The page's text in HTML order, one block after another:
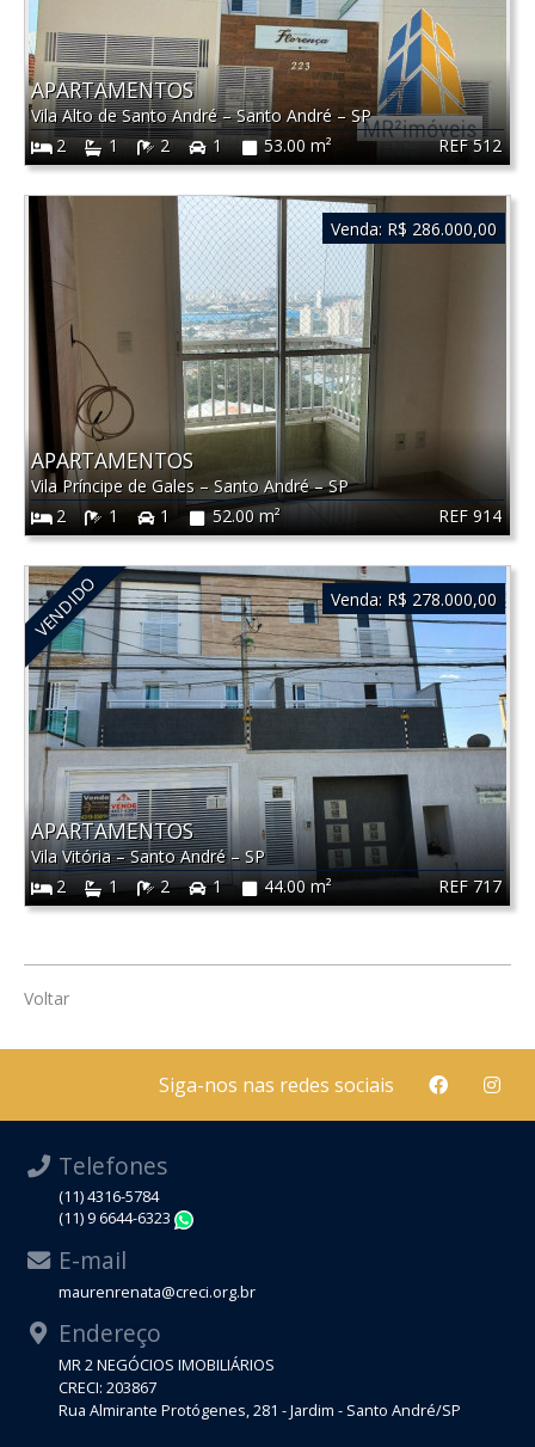
REF 512
APARTAMENTOS
Vila Alto de Santo André–Santo André –SP
2
1 2 1 53.00 m²
REF 914
APARTAMENTOS
Vila Príncipe de Gales –Santo André–SP
2
1 1 52.00 m²
Venda: R$ 286.000,00
VENDIDO
REF 717
APARTAMENTOS
Vila Vitória–Santo André–SP
2
1 2 1 44.00 m²
Venda: R$ 278.000,00
Voltar
Siga-nos nas redes sociais
Telefones
(11) 4316-5784
(11) 9 6644-6323
E-mail
maurenrenata@creci.org.br
Endereço
MR 2 NEGÓCIOS IMOBILIÁRIOS
CRECI: 203867
Rua Almirante Protógenes, 281 - Jardim - Santo André/SP